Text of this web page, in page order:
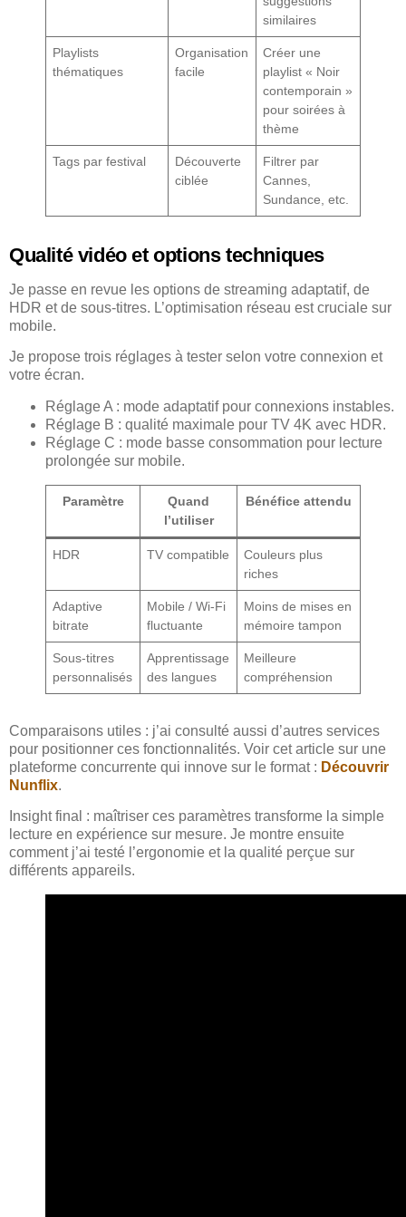
similaires
Playlists
thématiques
Organisation
facile
Créer une
playlist « Noir
contemporain »
pour soirées à
thème
Tags par festival
Découverte
ciblée
Filtrer par
Cannes,
Sundance, etc.
Qualité vidéo et options techniques
Je passe en revue les options de streaming adaptatif, de
HDR et de sous-titres. L’optimisation réseau est cruciale sur
mobile.
Je propose trois réglages à tester selon votre connexion et
votre écran.
Réglage A : mode adaptatif pour connexions instables.
Réglage B : qualité maximale pour TV 4K avec HDR.
Réglage C : mode basse consommation pour lecture
prolongée sur mobile.
Paramètre
Quand
l’utiliser
Bénéfice attendu
HDR TV compatible
Couleurs plus
riches
Adaptive
bitrate
Mobile / Wi‑Fi
fluctuante
Moins de mises en
mémoire tampon
Sous-titres
personnalisés
Apprentissage
des langues
Meilleure
compréhension
Comparaisons utiles : j’ai consulté aussi d’autres services
pour positionner ces fonctionnalités. Voir cet article sur une
plateforme concurrente qui innove sur le format : Découvrir
Nunflix.
Insight final : maîtriser ces paramètres transforme la simple
lecture en expérience sur mesure. Je montre ensuite
comment j’ai testé l’ergonomie et la qualité perçue sur
différents appareils.